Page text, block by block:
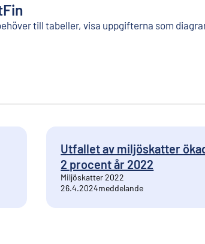
till tabeller, visa uppgifterna som
Utfallet av miljöskatter
2 procent år 2022
Miljöskatter 2022
26.4.2024meddelande